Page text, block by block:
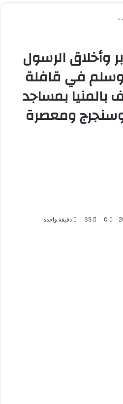
وأخلاق الرسول
وسلم في قافلة
بالمنيا بمساجد
ومعصرة
0
35 دقيقة واحدة